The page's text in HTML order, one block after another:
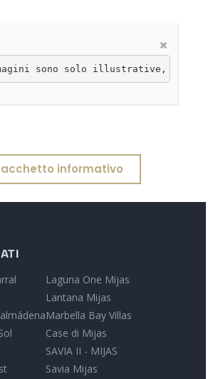
sono solo illustrative, non
informativo
Laguna One Mijas
Lantana Mijas
Marbella Bay Villas
Case di Mijas
SAVIA II - MIJAS
Savia Mijas